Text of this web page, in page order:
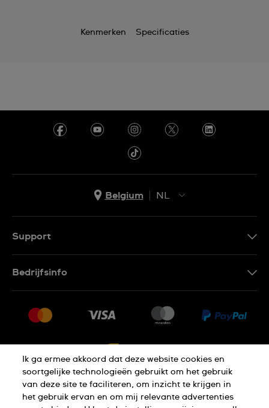
Kenmerken Specificaties
Belgium
NL
Support
Retournering
Verkoopvoorwaarden
Annulering van de overeenkomst
Bedrijfsinfo
Vacatures
Privacy Verklaring Cookies
Ik ga ermee akkoord dat deze website cookies en
soortgelijke technologieën gebruikt om het gebruik
van deze site te faciliteren, om inzicht te krijgen in
het gebruik ervan en om mij relevante advertenties